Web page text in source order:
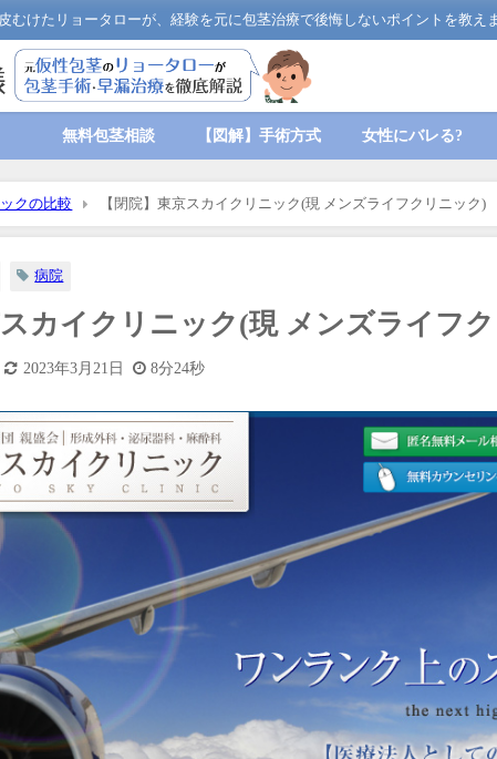
むけたリョータローが、経験を元に包茎治療で後悔しないポイントを教
無料包茎相談 【図解】手術方式 女性にバレる?
クの比較 【閉院】東京スカイクリニック(現 メンズライフクリニック)
病院
スカイクリニック(現 メンズライフ
2023年3月21日 8分24秒